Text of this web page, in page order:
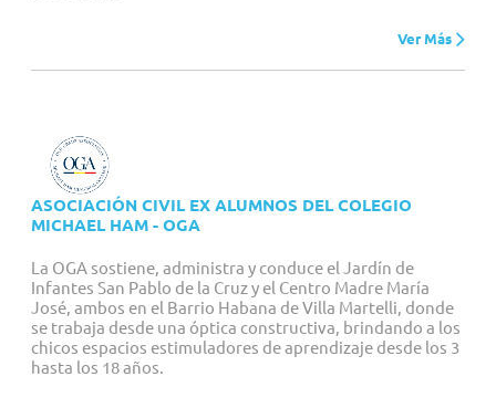
Ver Más
ASOCIACIÓN CIVIL EX ALUMNOS DEL COLEGIO
MICHAEL HAM - OGA
La OGA sostiene, administra y conduce el Jardín de
Infantes San Pablo de la Cruz y el Centro Madre María
José, ambos en el Barrio Habana de Villa Martelli, donde
se trabaja desde una óptica constructiva, brindando a los
chicos espacios estimuladores de aprendizaje desde los 3
hasta los 18 años.